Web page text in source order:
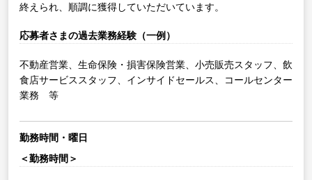
終えられ、順調に獲得していただいています。
応募者さまの過去業務経験（一例）
不動産営業、生命保険・損害保険営業、小売販売スタッフ、飲
食店サービススタッフ、インサイドセールス、コールセンター
業務 等
勤務時間・曜日
＜勤務時間＞